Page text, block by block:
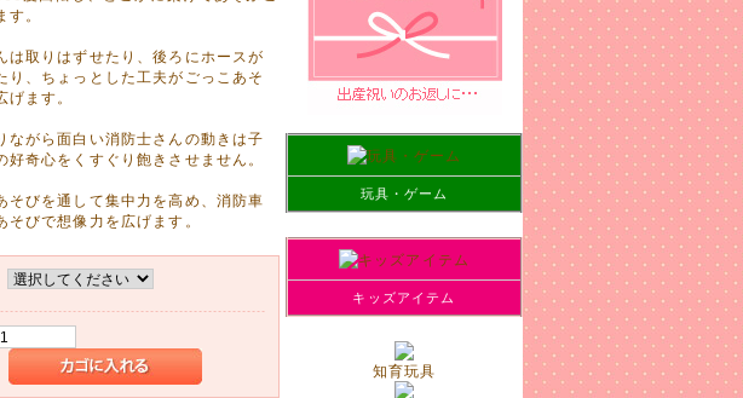
とレインコートが入荷しました!
す。
は取りはずせたり、後ろにホースが
り、ちょっとした工夫がごっこあそ
げます。
ながら面白い消防士さんの動きは子
好奇心をくすぐり飽きさせません。
そびを通して集中力を高め、消防車
そびで想像力を広げます。
玩具・ゲーム
キッズアイテム
知育玩具